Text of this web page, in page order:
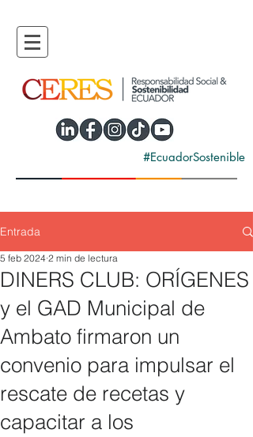
#EcuadorSostenible
Entrada
DINERS CLUB: ORÍGENES
y el GAD Municipal de
Ambato firmaron un
convenio para impulsar el
rescate de recetas y
capacitar a los
5 feb 2024 2 min de lectura